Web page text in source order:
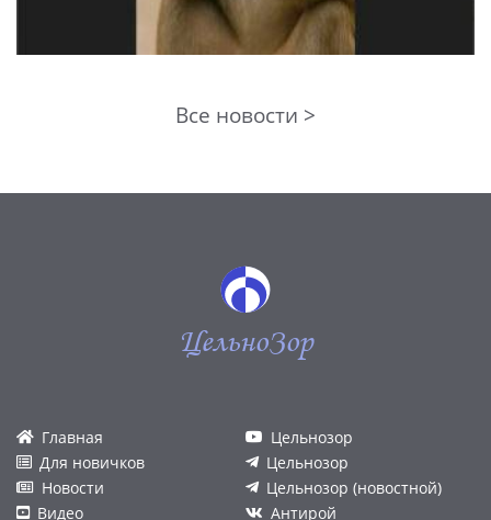
Все новости >
ЦельноЗор
Главная
Для новичков
Новости
Видео
Цельнозор
Цельнозор
Цельнозор (новостной)
Антирой